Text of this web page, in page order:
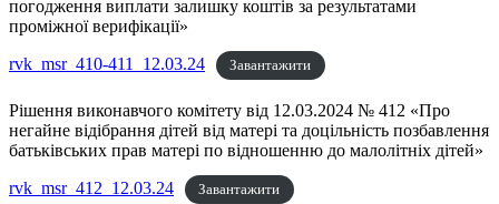
погодження виплати залишку коштів за результатами
проміжної верифікації»
rvk_msr_410-411_12.03.24
Завантажити
Рішення виконавчого комітету від 12.03.2024 № 412 «Про
негайне відібрання дітей від матері та доцільність позбавлення
батьківських прав матері по відношенню до малолітніх дітей»
rvk_msr_412_12.03.24
Завантажити